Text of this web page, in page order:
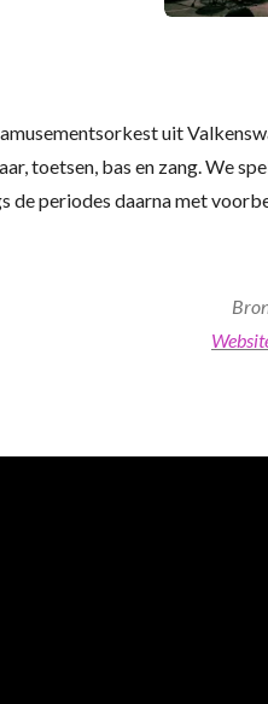
uit
toetsen, bas en zang. We
de periodes daarna met